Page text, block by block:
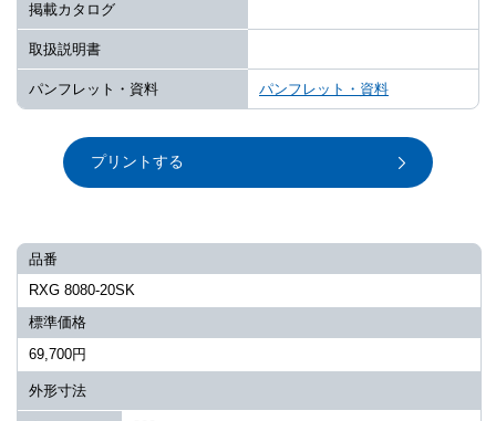
品番
RXG 8080-20SK
標準価格
69,700円
外形寸法
掲載カタログ
取扱説明書
パンフレット・資料 パンフレット・資料
プリントする